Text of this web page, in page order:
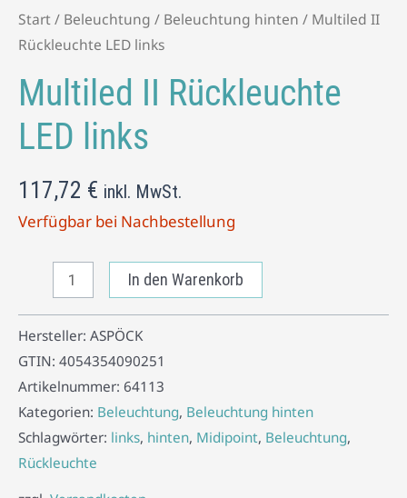
Start/ Beleuchtung / Beleuchtung hinten / Multiled II
Rückleuchte LED links
Multiled II Rückleuchte
LED links
117,72 € inkl. MwSt.
Verfügbar bei Nachbestellung
In den Warenkorb
Hersteller: ASPÖCK
GTIN: 4054354090251
Artikelnummer: 64113
Kategorien: Beleuchtung, Beleuchtung hinten
Schlagwörter: links, hinten, Midipoint, Beleuchtung,
Rückleuchte